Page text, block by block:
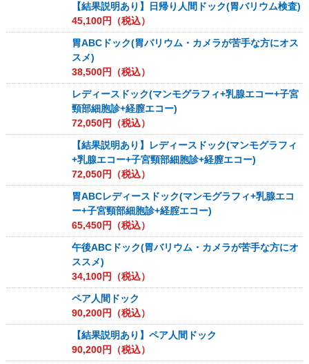
【結果説明あり】日帰り人間ドック(胃バリウム検査)
45,100円（税込）
胃ABCドック(胃バリウム・カメラが苦手な方にオス
スメ)
38,500円（税込）
レディースドック(マンモグラフィ+乳腺エコー+子宮
頸部細胞診+経膣エコー)
72,050円（税込）
【結果説明あり】レディースドック(マンモグラフィ
+乳腺エコー+子宮頸部細胞診+経膣エコー)
72,050円（税込）
胃ABCレディースドック(マンモグラフィ+乳腺エコ
ー+子宮頸部細胞診+経腟エコー)
65,450円（税込）
午後ABCドック(胃バリウム・カメラが苦手な方にオ
ススメ)
34,100円（税込）
ペア人間ドック
90,200円（税込）
【結果説明あり】ペア人間ドック
90,200円（税込）